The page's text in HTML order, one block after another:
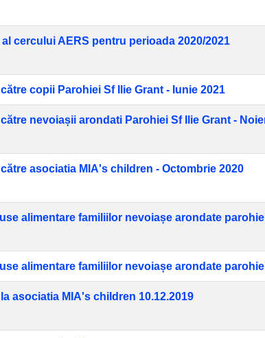
cercului AERS pentru perioada 2020/2021
copii Parohiei Sf Ilie Grant - Iunie 2021
nevoiașii arondati Parohiei Sf Ilie Grant -
asociatia MIA's children - Octombrie 2020
alimentare familiilor nevoiașe arondate
alimentare familiilor nevoiașe arondate
asociatia MIA's children 10.12.2019